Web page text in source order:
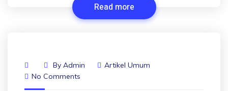
Read more
By Admin
Artikel Umum
No Comments